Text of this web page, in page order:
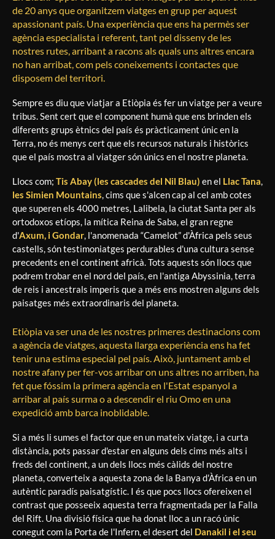
de 20 anys que organitzem viatges en grup per aquest
apassionant país. Una experiència que ens ha permès ser
agència especialista i referent, tant pel disseny de les
nostres rutes, arribant a racons als quals uns altres encara
no han arribat, com pels coneixements i contactes que
disposem del territori.
Sempre es diu que viatjar a Etiòpia és fer un viatge per a veure
tribus. Sent cert que el component humà que ens brinden els
diferents grups ètnics del país és pràcticament únic en la
Terra, no és menys cert que els recursos naturals i històrics
que el país mostra al viatger són únics en el nostre planeta.
Llocs com; Tis Abay (les cascades del Nil Blau) en el Llac Tana
les Simien Mountains , cims que s'alcen cap al cel amb cotes
que superen els 4000 metres, Lalibela, la ciutat Santa per als
ortodoxos etíops, la mítica Reina de Saba, el gran regne
d'Axum, i Gondar , l'anomenada “Camelot” d'Àfrica pels seus
castells, són testimoniatges perdurables d'una cultura sense
precedents en el continent africà. Tots aquests són llocs que
podrem trobar en el nord del país, en l'antiga Abyssinia, terra
de reis i ancestrals imperis que a més ens mostren alguns dels
paisatges més extraordinaris del planeta.
Etiòpia va ser una de les nostres primeres destinacions com
a agència de viatges, aquesta llarga experiència ens ha fet
tenir una estima especial pel país. Això, juntament amb el
nostre afany per fer-vos arribar on uns altres no arriben, ha
fet que fóssim la primera agència en l'Estat espanyol a
arribar al país surma o a descendir el riu Omo en una
expedició amb barca inoblidable.
Si a més li sumes el factor que en un mateix viatge, i a curta
distància, pots passar d'estar en alguns dels cims més alts i
freds del continent, a un dels llocs més càlids del nostre
planeta, converteix a aquesta zona de la Banya d'Àfrica en un
autèntic paradís paisatgístic. I és que pocs llocs ofereixen el
contrast que posseeix aquesta terra fragmentada per la Falla
del Rift. Una divisió física que ha donat lloc a un racó únic
conegut com la Porta de l'Infern, el desert del Danakil i el seu